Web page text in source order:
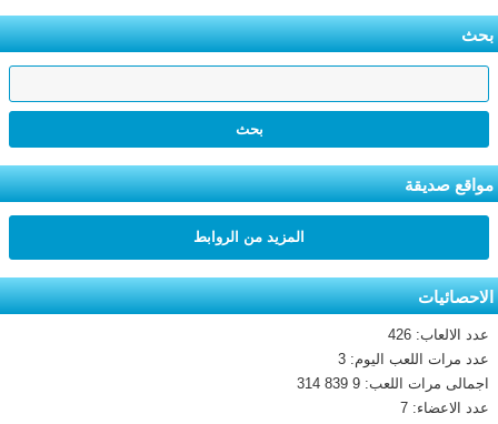
بحث
مواقع صديقة
المزيد من الروابط
الاحصائيات
عدد الالعاب: 426
عدد مرات اللعب اليوم: 3
اجمالى مرات اللعب: 9 839 314
عدد الاعضاء: 7